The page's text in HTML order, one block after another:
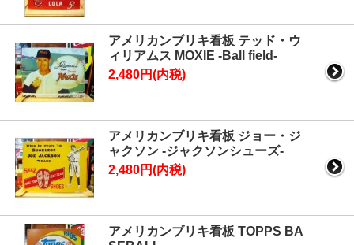
アメリカンブリキ看板 テッド・ウ
ィリアムス MOXIE -Ball field-
2,480円(内税)
アメリカンブリキ看板 ジョー・ジ
ャクソン -ジャクソンシューズ-
2,480円(内税)
アメリカンブリキ看板 TOPPS BA